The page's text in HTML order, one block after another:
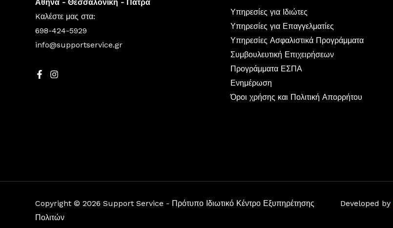
Αθήνα - Θεσσαλονίκη - Πάτρα
Kαλέστε μας στα:
698-424-5929
info@supportservice.gr
Υπηρεσίες για Ιδιώτες
Υπηρεσίες για Επαγγελματίες
Υπηρεσίες Ασφαλιστικά Προγράμματα
Συμβουλευτική Επιχειρήσεων
Προγράμματα ΕΣΠΑ
Ενημέρωση
Όροι χρήσης και Πολιτική Απορρήτου
Copyright © 2026 Support Service - Πρότυπο Ιδιωτικό Κέντρο Εξυπηρέτησης
Πολιτών
Developed by